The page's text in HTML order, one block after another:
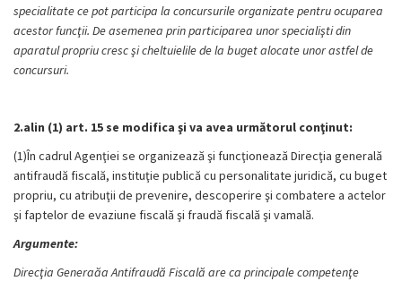
specialitate ce pot participa la concursurile organizate pentru ocuparea
acestor funcţii. De asemenea prin participarea unor specialişti din
aparatul propriu cresc şi cheltuielile de la buget alocate unor astfel de
concursuri.
2.alin (1) art. 15 se modifica şi va avea următorul conţinut:
(1)În cadrul Agenţiei se organizează şi funcţionează Direcţia generală
antifraudă fiscală, instituţie publică cu personalitate juridică, cu buget
propriu, cu atribuţii de prevenire, descoperire şi combatere a actelor
şi faptelor de evaziune fiscală şi fraudă fiscală şi vamală.
Argumente:
Direcţia Generaăa Antifraudă Fiscală are ca principale competenţe